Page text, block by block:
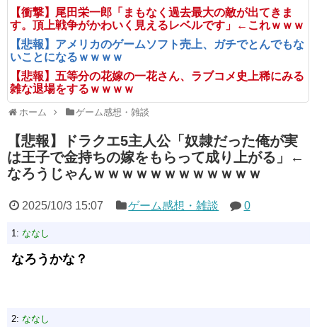
【衝撃】尾田栄一郎「まもなく過去最大の敵が出てきま
す。頂上戦争がかわいく見えるレベルです」←これｗｗｗ
【悲報】アメリカのゲームソフト売上、ガチでとんでもな
いことになるｗｗｗｗ
【悲報】五等分の花嫁の一花さん、ラブコメ史上稀にみる
雑な退場をするｗｗｗｗ
ホーム ゲーム感想・雑談
【悲報】ドラクエ5主人公「奴隷だった俺が実
は王子で金持ちの嫁をもらって成り上がる」←
なろうじゃんｗｗｗｗｗｗｗｗｗｗｗｗ
2025/10/3 15:07 ゲーム感想・雑談 0
1: ななし
なろうかな？
2: ななし